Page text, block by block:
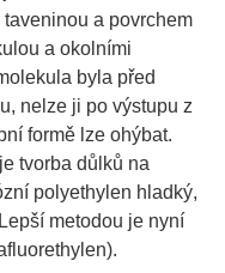
a povrchem
a okolními
byla před
nelze ji po výstupu z
formě lze ohýbat.
tvorba důlků na
polyethylen hladký,
metodou je nyní